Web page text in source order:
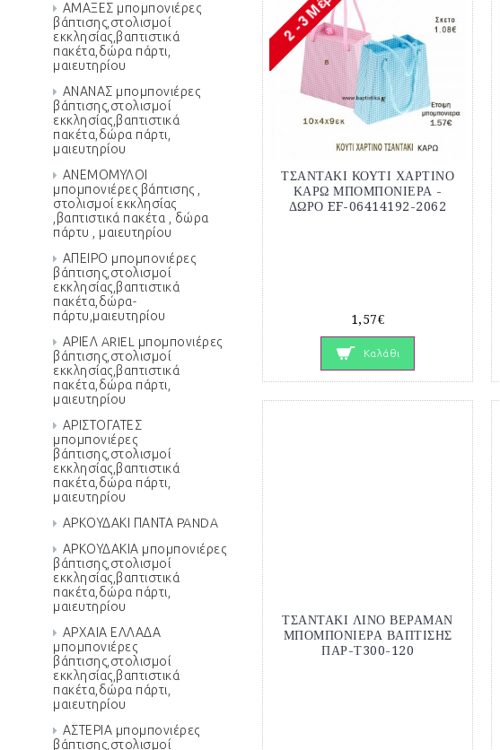
ΑΜΑΞΕΣ μπομπονιέρες
βάπτισης,στολισμοί
εκκλησίας,βαπτιστικά
πακέτα,δώρα πάρτι,
μαιευτηρίου
ΑΝΑΝΑΣ μπομπονιέρες
βάπτισης,στολισμοί
εκκλησίας,βαπτιστικά
πακέτα,δώρα πάρτι,
μαιευτηρίου
ΑΝΕΜΟΜΥΛΟΙ
μπομπονιέρες βάπτισης ,
στολισμοί εκκλησίας
,βαπτιστικά πακέτα , δώρα
πάρτυ , μαιευτηρίου
ΑΠΕΙΡΟ μπομπονιέρες
βάπτισης,στολισμοί
εκκλησίας,βαπτιστικά
πακέτα,δώρα-
πάρτυ,μαιευτηρίου
ΑΡΙΕΛ ARIEL μπομπονιέρες
βάπτισης,στολισμοί
εκκλησίας,βαπτιστικά
πακέτα,δώρα πάρτι,
μαιευτηρίου
ΑΡΙΣΤΟΓΑΤΕΣ
μπομπονιέρες
βάπτισης,στολισμοί
εκκλησίας,βαπτιστικά
πακέτα,δώρα πάρτι,
μαιευτηρίου
ΑΡΚΟΥΔΑΚΙ ΠΑΝΤΑ PANDA
ΑΡΚΟΥΔΑΚΙΑ μπομπονιέρες
βάπτισης,στολισμοί
εκκλησίας,βαπτιστικά
πακέτα,δώρα πάρτι,
μαιευτηρίου
ΑΡΧΑΙΑ ΕΛΛΑΔΑ
μπομπονιέρες
βάπτισης,στολισμοί
εκκλησίας,βαπτιστικά
πακέτα,δώρα πάρτι,
μαιευτηρίου
ΑΣΤΕΡΙΑ μπομπονιέρες
βάπτισης,στολισμοί
ΤΣΑΝΤΑΚΙ ΚΟΥΤΙ ΧΑΡΤΙΝΟ
ΚΑΡΩ ΜΠΟΜΠΟΝΙΕΡΑ -
ΔΩΡΟ EF-06414192-2062
1,57€
Καλάθι
ΤΣΑΝΤΑΚΙ ΛΙΝΟ ΒΕΡΑΜΑΝ
ΜΠΟΜΠΟΝΙΕΡΑ ΒΑΠΤΙΣΗΣ
ΠΑΡ-Τ300-120